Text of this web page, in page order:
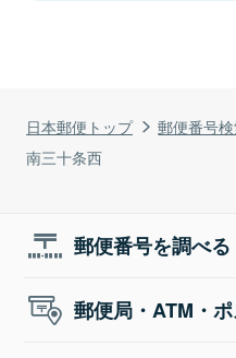
日本郵便トップ 郵便番号
南三十条西
郵便番号を調べる
郵便局・ATM・